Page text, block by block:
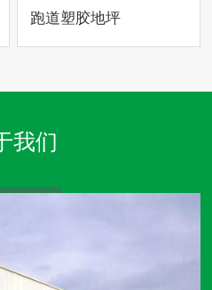
跑道塑胶地坪
我们